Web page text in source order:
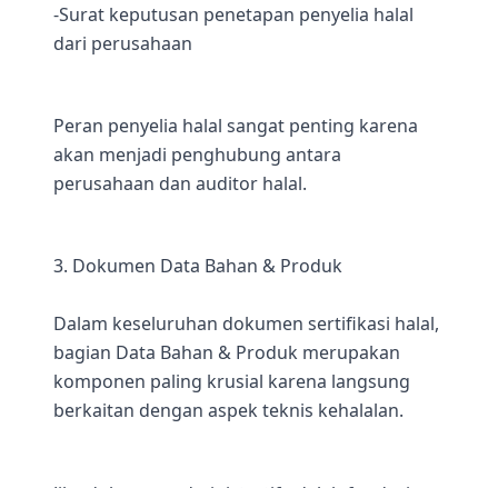
-Surat keputusan penetapan penyelia halal
dari perusahaan
Peran penyelia halal sangat penting karena
akan menjadi penghubung antara
perusahaan dan auditor halal.
3. Dokumen Data Bahan & Produk
Dalam keseluruhan dokumen sertifikasi halal,
bagian Data Bahan & Produk merupakan
komponen paling krusial karena langsung
berkaitan dengan aspek teknis kehalalan.